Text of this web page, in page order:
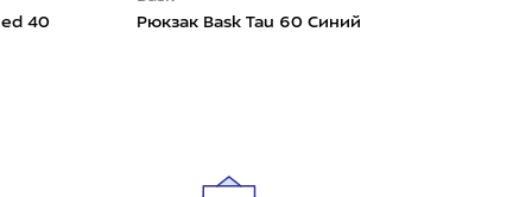
40
Рюкзак Bask Tau 60 Синий